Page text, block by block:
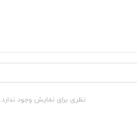
نظری برای نمایش وجود ندارد.